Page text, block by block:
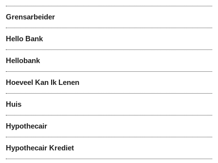
Grensarbeider
Hello Bank
Hellobank
Hoeveel Kan Ik Lenen
Huis
Hypothecair
Hypothecair Krediet